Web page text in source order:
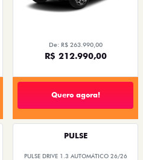
De: R$ 263.990,00
R$ 212.990,00
Quero agora!
PULSE
PULSE DRIVE 1.3 AUTOMÁTICO 26/26